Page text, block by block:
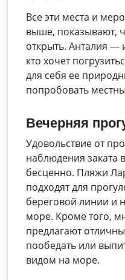
Все эти места и
выше, показывают,
открыть. Анталия —
кто хочет
для себя ее
попробовать
Вечерняя
Удовольствие от
наблюдения заката
бесценно. Пляжи
подходят для
береговой линии и
море. Кроме того,
предлагают
пообедать или
видом на море.